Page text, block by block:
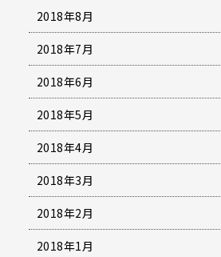
2018年8月
2018年7月
2018年6月
2018年5月
2018年4月
2018年3月
2018年2月
2018年1月